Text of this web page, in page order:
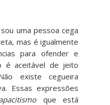
uma pessoa cega
mas é igualmente
para ofender e
é aceitável de jeito
existe cegueira
Essas expressões
que está